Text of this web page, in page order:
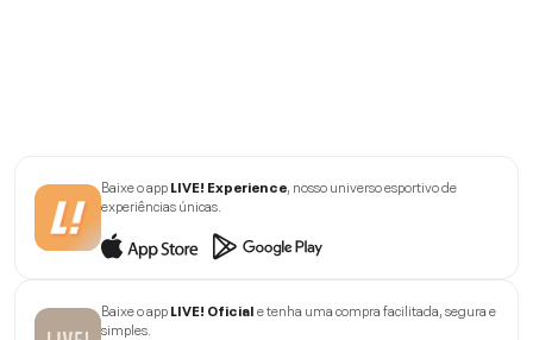
Baixe o appLIVE! Experience , nosso universo esportivo de
experiências únicas.
Baixe o appLIVE! Oficiale tenha uma compra facilitada, segura e
simples.